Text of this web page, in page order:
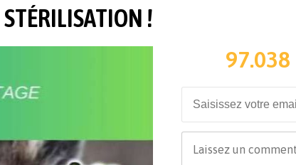
STÉRILISATION !
97.038